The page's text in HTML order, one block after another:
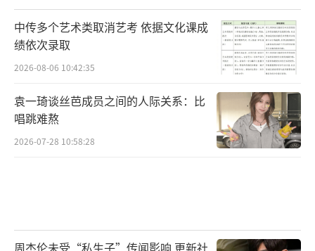
中传多个艺术类取消艺考 依据文化课成
绩依次录取
2026-08-06 10:42:35
袁一琦谈丝芭成员之间的人际关系：比
唱跳难熬
2026-07-28 10:58:28
周杰伦未受“私生子”传闻影响 更新社